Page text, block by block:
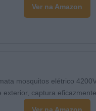
Ver na Amazon
mosquitos elétrico
captura